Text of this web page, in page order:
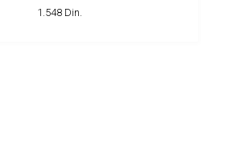
1.548 Din.